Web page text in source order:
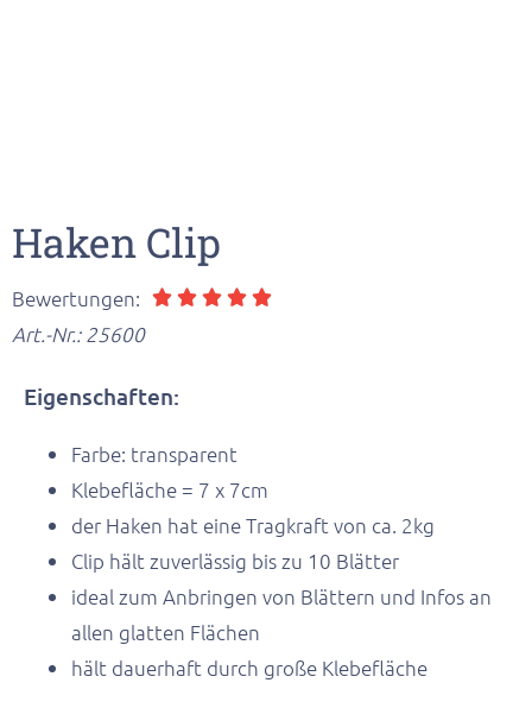
Haken Clip
Bewertungen:     
Art.-Nr.: 25600
Eigenschaften:
Farbe: transparent
Klebefläche = 7 x 7cm
der Haken hat eine Tragkraft von ca. 2kg
Clip hält zuverlässig bis zu 10 Blätter
ideal zum Anbringen von Blättern und Infos an
allen glatten Flächen
hält dauerhaft durch große Klebefläche